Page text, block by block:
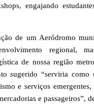
engajando
de um Aeródromo
regional,
de nossa região
sugerido “serviria como
e serviços
e passageiros”,